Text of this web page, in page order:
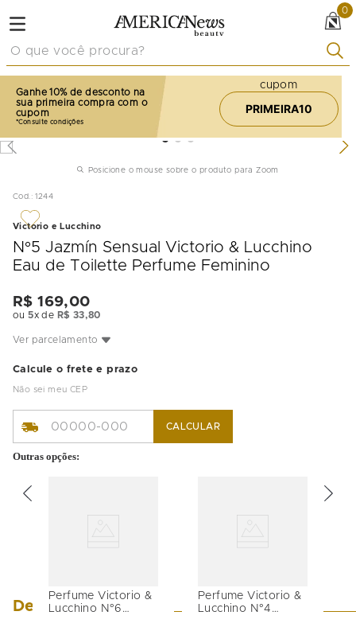
0
Ganhe 10% de desconto na
sua primeira compra com o
cupom
cupom
PRIMEIRA10
Posicione o mouse sobre o produto para Zoom
Cod. :1244
Victorio e Lucchino
N°5 Jazmín Sensual Victorio & Lucchino
Eau de Toilette Perfume Feminino
R$ 169,00
ou5x de R$ 33,80
Ver parcelamento
Calcule o frete e prazo
Não sei meu CEP
CALCULAR
Outras opções:
Perfume Victorio &
Lucchino N°6
Perfume Victorio &
Lucchino N°4
Descrição